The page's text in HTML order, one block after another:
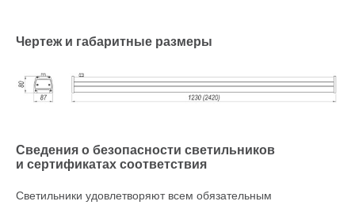
Чертеж и габаритные размеры
Сведения о безопасности светильников
и сертификатах соответствия
Светильники удовлетворяют всем обязательным